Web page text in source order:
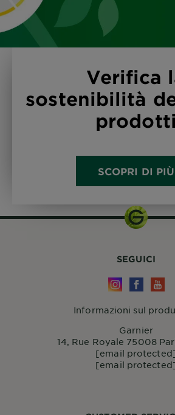
Verifica
sostenibilità
prodotti
SCOPRI DI PIÙ
SEGUICI
Informazioni sul
Garnier
14, Rue Royale 75008
[email protected]
[email protected]